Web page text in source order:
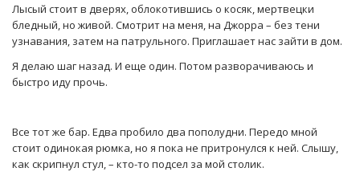
Лысый стоит в дверях, облокотившись о косяк, мертвецки
бледный, но живой. Смотрит на меня, на Джорра – без тени
узнавания, затем на патрульного. Приглашает нас зайти в дом.
Я делаю шаг назад. И еще один. Потом разворачиваюсь и
быстро иду прочь.
Все тот же бар. Едва пробило два пополудни. Передо мной
стоит одинокая рюмка, но я пока не притронулся к ней. Слышу,
как скрипнул стул, – кто-то подсел за мой столик.